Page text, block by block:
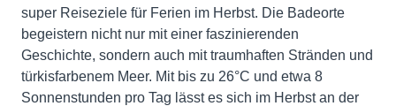
super Reiseziele für Ferien im Herbst. Die Badeorte
begeistern nicht nur mit einer faszinierenden
Geschichte, sondern auch mit traumhaften Stränden und
türkisfarbenem Meer. Mit bis zu 26°C und etwa 8
Sonnenstunden pro Tag lässt es sich im Herbst an der